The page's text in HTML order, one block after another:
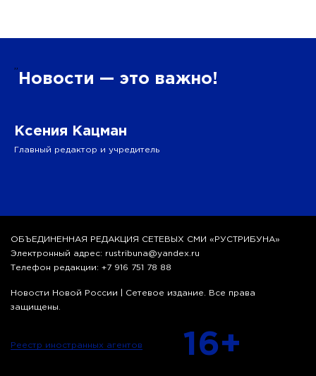
” Новости — это важно!
Ксения Кацман
Главный редактор и учредитель
ОБЪЕДИНЕННАЯ РЕДАКЦИЯ СЕТЕВЫХ СМИ «РУСТРИБУНА»
Электронный адрес: rustribuna@yandex.ru
Телефон редакции: +7 916 751 78 88
Новости Новой России | Сетевое издание. Все права
защищены.
Реестр иностранных агентов 16+